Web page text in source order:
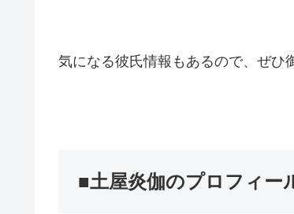
気になる彼氏情報もあるので、ぜひ
■土屋炎伽のプロフィー